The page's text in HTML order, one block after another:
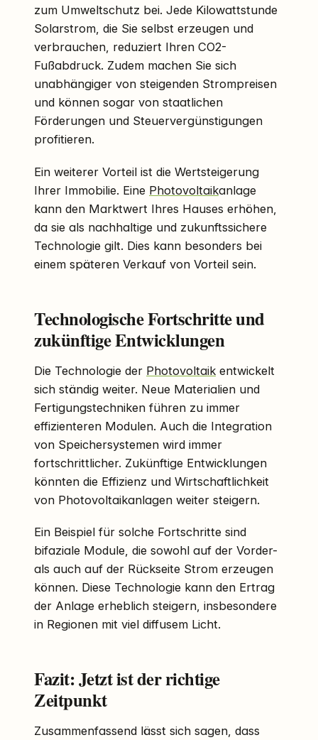
zum Umweltschutz bei. Jede Kilowattstunde
Solarstrom, die Sie selbst erzeugen und
verbrauchen, reduziert Ihren CO2-
Fußabdruck. Zudem machen Sie sich
unabhängiger von steigenden Strompreisen
und können sogar von staatlichen
Förderungen und Steuervergünstigungen
profitieren.
Ein weiterer Vorteil ist die Wertsteigerung
Ihrer Immobilie. Eine Photovoltaikanlage
kann den Marktwert Ihres Hauses erhöhen,
da sie als nachhaltige und zukunftssichere
Technologie gilt. Dies kann besonders bei
einem späteren Verkauf von Vorteil sein.
Technologische Fortschritte und
zukünftige Entwicklungen
Die Technologie der Photovoltaik entwickelt
sich ständig weiter. Neue Materialien und
Fertigungstechniken führen zu immer
effizienteren Modulen. Auch die Integration
von Speichersystemen wird immer
fortschrittlicher. Zukünftige Entwicklungen
könnten die Effizienz und Wirtschaftlichkeit
von Photovoltaikanlagen weiter steigern.
Ein Beispiel für solche Fortschritte sind
bifaziale Module, die sowohl auf der Vorder-
als auch auf der Rückseite Strom erzeugen
können. Diese Technologie kann den Ertrag
der Anlage erheblich steigern, insbesondere
in Regionen mit viel diffusem Licht.
Fazit: Jetzt ist der richtige
Zeitpunkt
Zusammenfassend lässt sich sagen, dass